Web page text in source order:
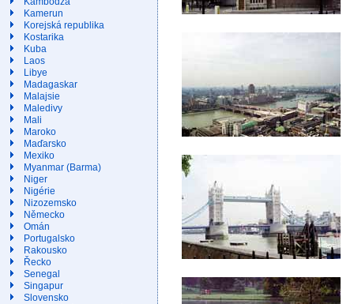
Kamerun
Korejská republika
Kostarika
Kuba
Laos
Libye
Madagaskar
Malajsie
Maledivy
Mali
Maroko
Maďarsko
Mexiko
Myanmar (Barma)
Niger
Nigérie
Nizozemsko
Německo
Omán
Portugalsko
Rakousko
Řecko
Senegal
Singapur
Slovensko